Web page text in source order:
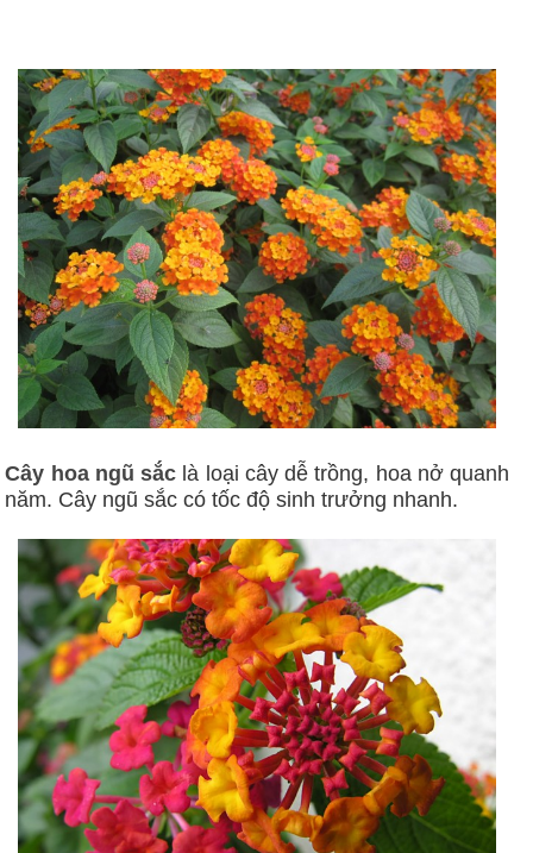
Cây hoa ngũ sắc là loại cây dễ trồng, hoa nở quanh
năm. Cây ngũ sắc có tốc độ sinh trưởng nhanh.